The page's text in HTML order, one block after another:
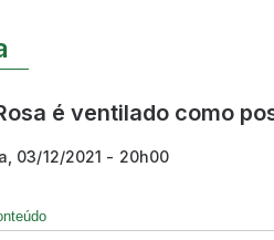
é ventilado como
03/12/2021 - 20h00